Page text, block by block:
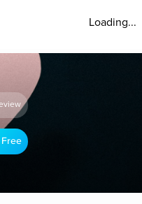
Loading...